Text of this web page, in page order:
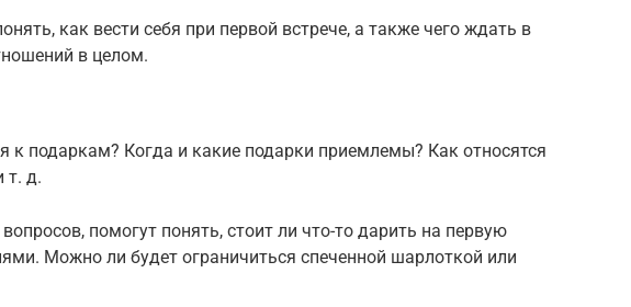
как вести себя при первой встрече, а также чего ждать в
в целом.
к подаркам? Когда и какие подарки приемлемы? Как относятся
т. д.
помогут понять, стоит ли что-то дарить на первую
Можно ли будет ограничиться спеченной шарлоткой или